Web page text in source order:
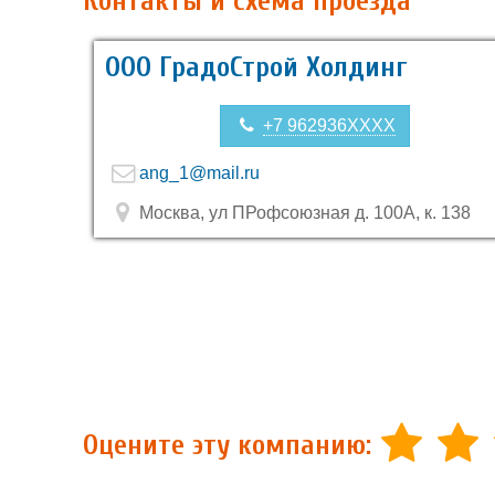
ООО ГрадоСтрой Холдинг
+7 962936XXXX
ang_1@mail.ru
Москва, ул ПРофсоюзная д. 100А, к. 138
Оцените эту компанию: